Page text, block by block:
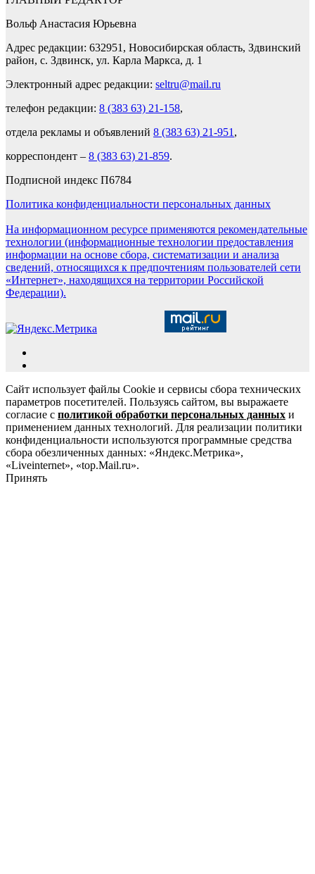
Вольф Анастасия Юрьевна
Адрес редакции: 632951, Новосибирская область, Здвинский
район, с. Здвинск, ул. Карла Маркса, д. 1
Электронный адрес редакции: seltru@mail.ru
телефон редакции: 8 (383 63) 21-158,
отдела рекламы и объявлений 8 (383 63) 21-951 ,
корреспондент – 8 (383 63) 21-859.
Подписной индекс П6784
Политика конфиденциальности персональных данных
На информационном ресурсе применяются рекомендательные
технологии (информационные технологии предоставления
информации на основе сбора, систематизации и анализа
сведений, относящихся к предпочтениям пользователей сети
«Интернет», находящихся на территории Российской
Федерации).
Сайт использует файлы Cookie и сервисы сбора технических
параметров посетителей. Пользуясь сайтом, вы выражаете
согласие с политикой обработки персональных данных и
применением данных технологий. Для реализации политики
конфиденциальности используются программные средства
сбора обезличенных данных: «Яндекс.Метрика»,
«Liveinternet», «top.Mail.ru».
Принять